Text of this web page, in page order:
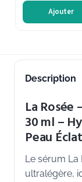
Ajouter
Description
La Rosée
30 ml –
Peau
Le sérum La
ultralégère,